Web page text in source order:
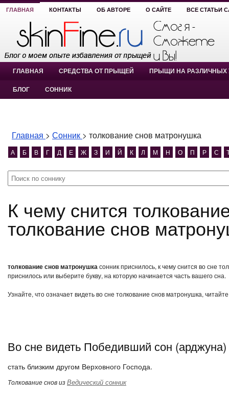
ГЛАВНАЯ КОНТАКТЫ ОБ АВТОРЕ О САЙТЕ ВСЕ СТАТЬИ
ГЛАВНАЯ СРЕДСТВА ОТ ПРЫЩЕЙ ПРЫЩИ НА РАЗЛИЧНЫХ
БЛОГ СОННИК
Главная > Сонник > толкование снов матронушка
А Б В Г Д Е Ж З И Й К Л М Н О П Р С
К чему снится толкование снов матронушка?
толкование снов
толкование снов матронушкасонник приснилось, к чему снится во сне
приснилось или выберите букву, на которую начинается часть вашего сна.
Узнайте, что означает видеть во сне толкование снов матронушка,
Во сне видеть Победивший сон (арджуна)
стать близким другом Верховного Господа.
Толкование снов изВедический сонник